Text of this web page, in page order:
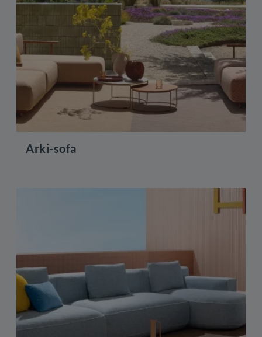
Arki-sofa